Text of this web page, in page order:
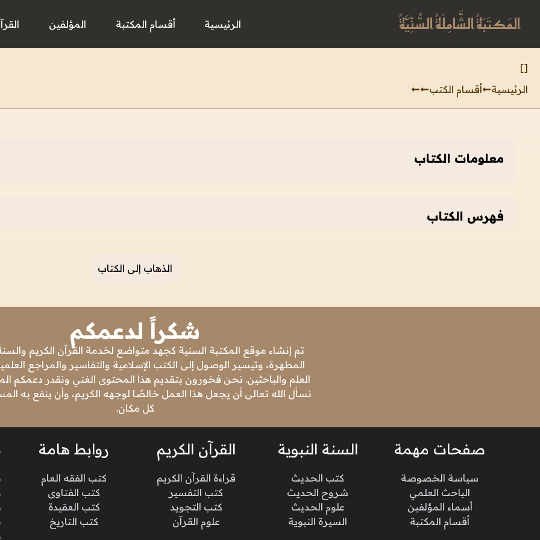
المَكتَبَةُ الشَّامِلَةُ السُّنِّيَّةُ الرئيسية أقسام المكتبة المؤلفين
[
]
الرئيسية
أقسام الكتب
معلومات الكتاب
فهرس الكتاب
الذهاب إلى الكتاب
شكراً لدعمكم
تم إنشاء موقع المكتبة السنية كجهد متواضع لخدمة القرآن الكريم والسنة
المطهرة، وتيسير الوصول إلى الكتب الإسلامية والتفاسير والمراجع
العلم والباحثين. نحن فخورون بتقديم هذا المحتوى الغني ونقدر دعمكم
نسأل الله تعالى أن يجعل هذا العمل خالصًا لوجهه الكريم، وأن ينفع به
كل مكان.
صفحات مهمة
سياسة الخصوصة
الباحث العلمي
أسماء المؤلفين
أقسام المكتبة
السنة النبوية
كتب الحديث
شروح الحديث
علوم الحديث
السيرة النبوية
القرآن الكريم
قراءة القرآن الكريم
كتب التفسير
كتب التجويد
علوم القرآن
روابط هامة
كتب الفقه العام
كتب الفتاوى
كتب العقيدة
كتب التاريخ